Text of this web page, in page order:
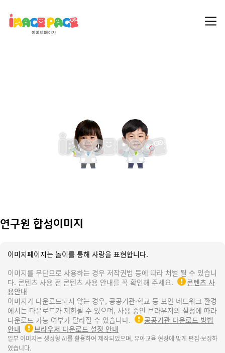
연구원 합성이미지
이미지페이지는 놀이를 통해 사랑을 표현합니다.
이미지를 무단으로 사용하는 경우 저작권법 등에 따라 처벌 될 수 있습니
다. 콘텐츠 사용 전 콘텐츠 사용 안내를 꼭 확인해 주세요.
콘텐츠 사
용안내
이미지가 다운로드되지 않는 경우, 공공기관·학교 등 보안 네트워크 환경
에서는 다운로드가 제한될 수 있으며, 사용 중인 브라우저의 설정에 따라
다운로드 가능 여부가 달라질 수 있습니다.
공공기관 다운로드 방법
안내
브라우저 다운로드 설정 안내
일부 이미지는 생성형 AI를 활용하여 제작되었으며, 유아교육 현장에 맞게 편집·보정하
였습니다.